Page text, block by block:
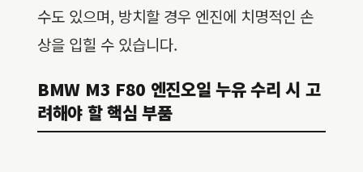
수도 있으며, 방치할 경우 엔진에 치명적인 손
상을 입힐 수 있습니다.
BMW M3 F80 엔진오일 누유 수리 시 고
려해야 할 핵심 부품